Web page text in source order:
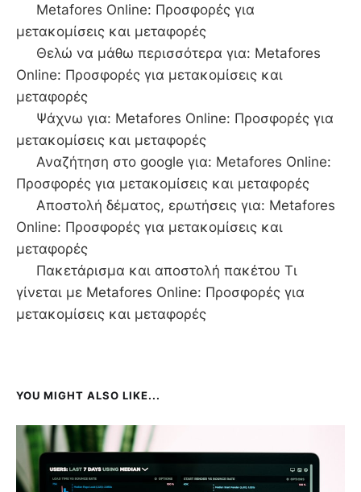
Metafores Online: Προσφορές για
μετακομίσεις και μεταφορές
Θελώ να μάθω περισσότερα για: Metafores
Online: Προσφορές για μετακομίσεις και
μεταφορές
Ψάχνω για: Metafores Online: Προσφορές για
μετακομίσεις και μεταφορές
Αναζήτηση στο google για: Metafores Online:
Προσφορές για μετακομίσεις και μεταφορές
Αποστολή δέματος, ερωτήσεις για: Metafores
Online: Προσφορές για μετακομίσεις και
μεταφορές
Πακετάρισμα και αποστολή πακέτου Τι
γίνεται με Metafores Online: Προσφορές για
μετακομίσεις και μεταφορές
YOU MIGHT ALSO LIKE...